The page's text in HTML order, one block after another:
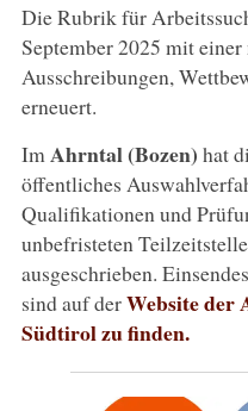
Die Rubrik für
September 2025 mit einer
Ausschreibungen,
erneuert.
Im Ahrntal(Bozen) hat
öffentliches
Qualifikationen und
unbefristeten
ausgeschrieben.
sind auf derWebsite der
Südtirol zu finden.